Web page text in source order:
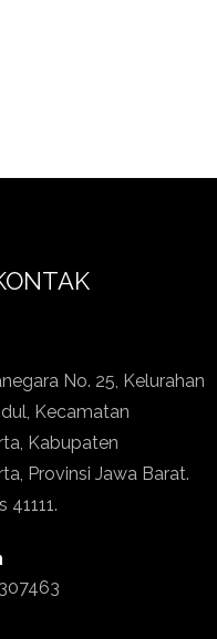
No. 25, Kelurahan
Kecamatan
Kabupaten
Provinsi Jawa Barat.
41111.